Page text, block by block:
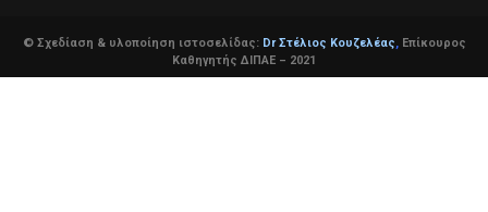
© Σχεδίαση & υλοποίηση ιστοσελίδας: Dr Στέλιος Κουζελέας,Επίκουρος
Καθηγητής ΔΙΠΑΕ – 2021